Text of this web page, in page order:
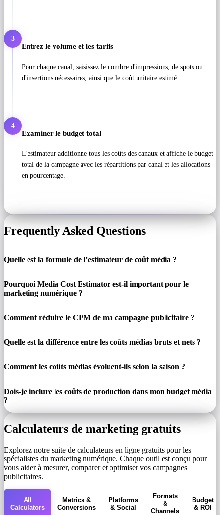
3
Entrez le volume et les tarifs
Pour chaque canal, saisissez le nombre d'impressions, de spots ou
d'insertions nécessaires, ainsi que le coût unitaire estimé.
4
Examiner le budget total
L'estimateur additionne tous les coûts des canaux et affiche le budget
total de la campagne avec les répartitions par canal et les allocations
en pourcentage.
Frequently Asked Questions
Quelle est la formule de l’estimateur de coût média ?
Pourquoi Media Cost Estimator est-il important pour le
marketing numérique ?
Comment réduire le CPM de ma campagne publicitaire ?
Quelle est la différence entre les coûts médias bruts et nets ?
Comment les coûts médias évoluent-ils selon la saison ?
Dois-je inclure les coûts de production dans mon budget média
?
Calculateurs de marketing gratuits
Explorez notre suite de calculateurs en ligne gratuits pour les
spécialistes du marketing numérique. Chaque outil est conçu pour
vous aider à mesurer, comparer et optimiser vos campagnes
publicitaires.
All
Calculators
Metrics &
Conversions
Platforms
& Social
Formats
&
Channels
Budget
& ROI